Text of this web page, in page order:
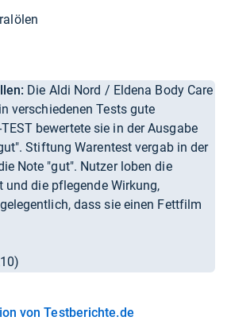
Die Aldi Nord / Eldena Body Care
verschiedenen Tests gute
bewertete sie in der Ausgabe
Stiftung Warentest vergab in der
Note "gut". Nutzer loben die
und die pflegende Wirkung,
dass sie einen Fettfilm
von Testberichte.de